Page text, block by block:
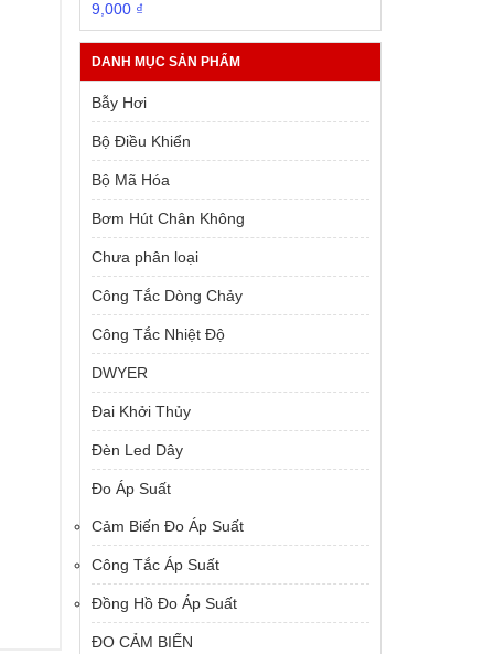
Giá
gốc
là:
10,000 ₫.
9,000 ₫
hiện
tại
là:
9,000 ₫.
DANH MỤC SẢN PHẨM
Bẫy Hơi
Bộ Điều Khiển
Bộ Mã Hóa
Bơm Hút Chân Không
Chưa phân loại
Công Tắc Dòng Chảy
Công Tắc Nhiệt Độ
DWYER
Đai Khởi Thủy
Đèn Led Dây
Đo Áp Suất
Cảm Biến Đo Áp Suất
Công Tắc Áp Suất
Đồng Hồ Đo Áp Suất
ĐO CẢM BIẾN